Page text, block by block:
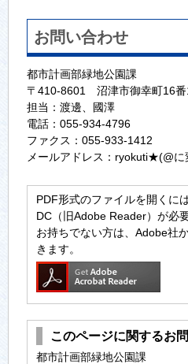
お問い合わせ
都市計画部緑地公園課
〒410-8601 沼津市御幸町16番
担当：渡邊、國澤
電話：055-934-4796
ファクス：055-933-1412
メールアドレス：ryokuti★(@
PDF形式のファイルを開くに
DC（旧Adobe Reader）が必要
お持ちでない方は、Adobe社
きます。
このページに関するお
都市計画部緑地公園課